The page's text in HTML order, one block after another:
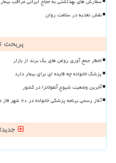
نقش تغذیه در سلامت روان
پربحث
اخطار جمع آوری روغن های یک برند از بازار
پزشک خانواده چه فایده ای برای بیمار دارد
آخرین وضعیت شیوع آنفولانزا در کشور
آغاز رسمی برنامه پزشکی خانواده در ۲۰ شهر فاز دوم